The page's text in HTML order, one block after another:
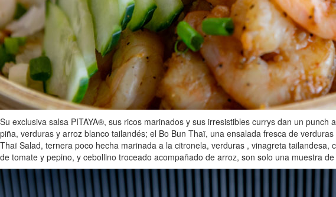
Su exclusiva salsa PITAYA®, sus ricos marinados y sus irresistibles currys dan un
piña, verduras y arroz blanco tailandés; el Bo Bun Thaï, una ensalada fresca de
Thaï Salad, ternera poco hecha marinada a la citronela, verduras , vinagreta
de tomate y pepino, y cebollino troceado acompañado de arroz, son solo una muestra